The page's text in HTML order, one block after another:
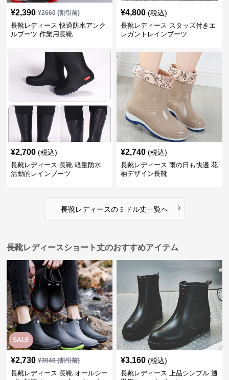
¥2,390 ¥2660(割引前)
長靴レディース 快適防水アンク
ルブーツ 作業用長靴
¥4,800 (税込)
長靴レディース スタッズ付きエ
レガントレインブーツ
¥2,700 (税込)
長靴レディース 長靴 軽量防水
活動的レインブーツ
¥2,740 (税込)
長靴レディース 雨の日も快適 花
柄デザイン長靴
長靴レディースのミドル丈一覧へ ›
長靴レディースショート丈のおすすめアイテム
SALE
¥2,730 ¥3040(割引前)
長靴レディース 長靴 オールシー
¥3,160 (税込)
長靴レディース 上品シンプル 通